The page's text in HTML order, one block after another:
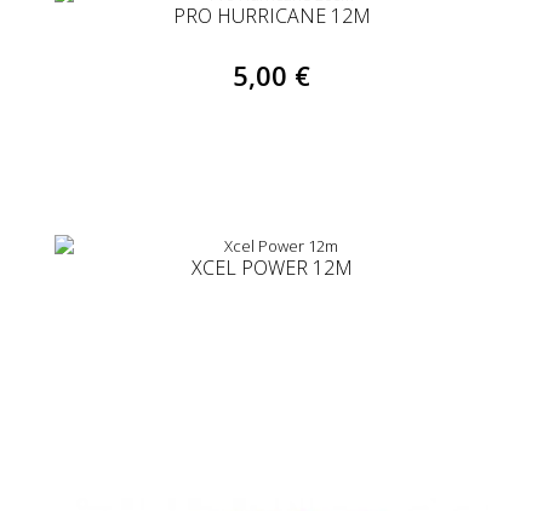
PRO HURRICANE 12M
5,00 €
XCEL POWER 12M